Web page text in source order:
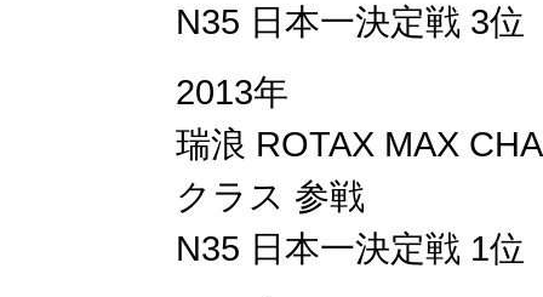
N35 日本一決定戦 3位
2013年
瑞浪 ROTAX MAX
クラス 参戦
N35 日本一決定戦 1位